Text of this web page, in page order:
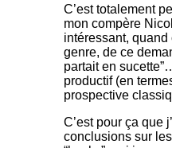
C’est totalement
mon compère
intéressant,
genre, de ce
partait en
productif (en
prospective
C’est pour ça que
conclusions sur